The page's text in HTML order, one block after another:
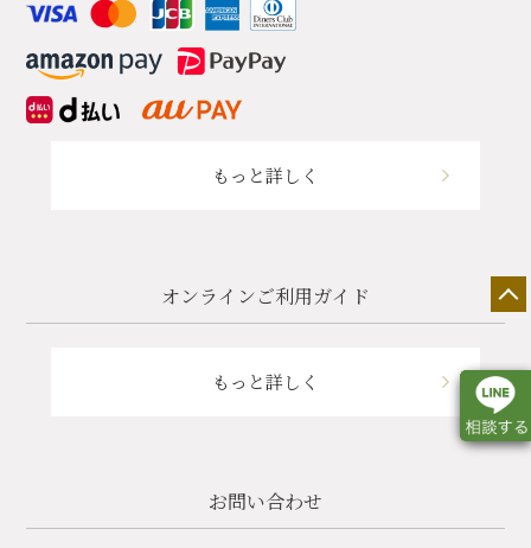
もっと詳しく
オンラインご利用ガイド
もっと詳しく
お問い合わせ
展示会情報